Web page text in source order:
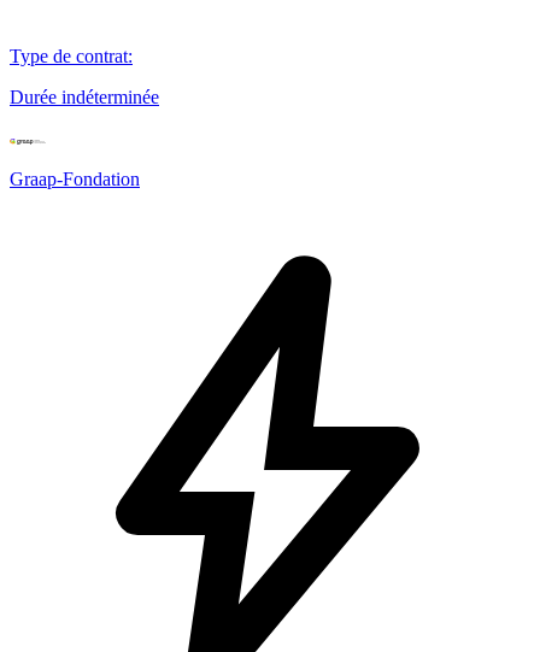
Type de contrat:
Durée indéterminée
Graap-Fondation